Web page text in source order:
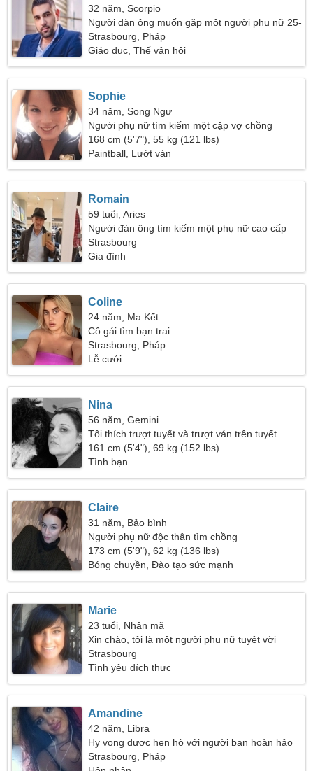
32 năm, Scorpio
Người đàn ông muốn gặp một người phụ nữ 25-
28
Strasbourg, Pháp
Giáo dục, Thế vận hội
Sophie
34 năm, Song Ngư
Người phụ nữ tìm kiếm một cặp vợ chồng
168 cm (5'7"), 55 kg (121 lbs)
Paintball, Lướt ván
Romain
59 tuổi, Aries
Người đàn ông tìm kiếm một phụ nữ cao cấp
Strasbourg
Gia đình
Coline
24 năm, Ma Kết
Cô gái tìm bạn trai
Strasbourg, Pháp
Lễ cưới
Nina
56 năm, Gemini
Tôi thích trượt tuyết và trượt ván trên tuyết
161 cm (5'4"), 69 kg (152 lbs)
Tình bạn
Claire
31 năm, Bảo bình
Người phụ nữ độc thân tìm chồng
173 cm (5'9"), 62 kg (136 lbs)
Bóng chuyền, Đào tạo sức mạnh
Marie
23 tuổi, Nhân mã
Xin chào, tôi là một người phụ nữ tuyệt vời
Strasbourg
Tình yêu đích thực
Amandine
42 năm, Libra
Hy vọng được hẹn hò với người bạn hoàn hảo
của tôi
Strasbourg, Pháp